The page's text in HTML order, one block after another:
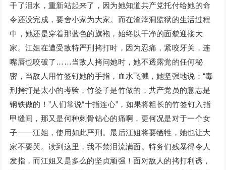
干了泪水，重新站起来了，因为她知道共产党托付给她的命
令还没完成，要舍小家为大家。而在渣滓洞监狱的生活过程
中，她还是穿着那蓝色的旗袍，始终以干净的面貌迎接大
家。江姐在遭受敌特严刑拷打时，因为忍痛，紧咬牙关，连
嘴唇也咬破了……当敌人拷问她时，她不透露党的任何秘
密，当敌人用竹签钉她的手指，血水飞溅，她坚强地说：“毒
刑拷打是太小的考验，竹签子是竹做的，共产党员的意志是
钢铁做的！”人们常说“十指连心”，如果将粗长的竹签钉入指
甲缝间，那又是何种刺骨钻心的痛啊，更何况是对于一个女
子——江姐，使用如此严刑。最后江姐将要牺牲，她也让大
家不要哭。读到这里，我不禁泪流满面。特务们残暴得令人
发指，而江姐又是多么的坚贞顽强！面对敌人的拷打利诱，